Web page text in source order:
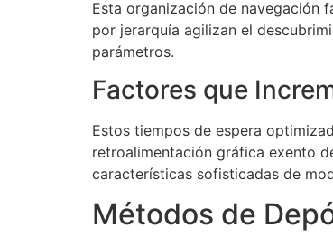
Esta organización de navegación
por jerarquía agilizan el
parámetros.
Factores que
Estos tiempos de espera
retroalimentación gráfica exento
características sofisticadas de
Métodos de